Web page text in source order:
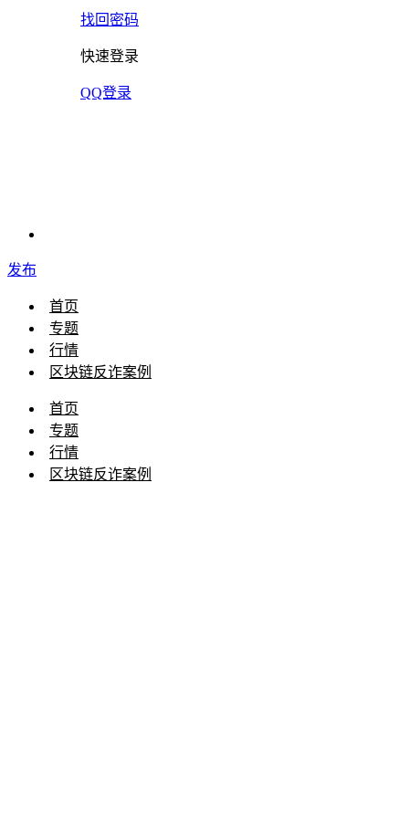
找回密码
快速登录
QQ登录
发布
首页
专题
行情
区块链反诈案例
首页
专题
行情
区块链反诈案例